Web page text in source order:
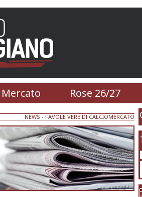
Mercato Rose 26/27
NEWS - FAVOLE VERE DI CALCIOMERCATO